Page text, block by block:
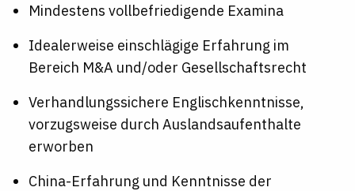
Mindestens vollbefriedigende Examina
Idealerweise einschlägige Erfahrung im
Bereich M&A und/oder Gesellschaftsrecht
Verhandlungssichere Englischkenntnisse,
vorzugsweise durch Auslandsaufenthalte
erworben
China-Erfahrung und Kenntnisse der